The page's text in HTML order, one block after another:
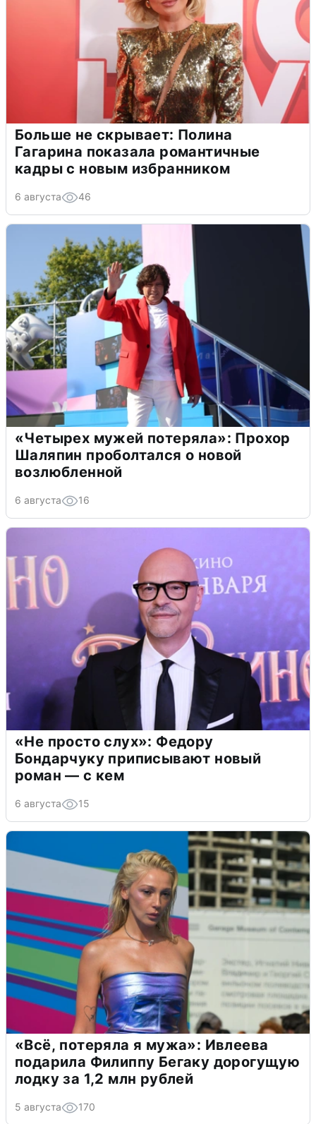
Больше не скрывает: Полина
Гагарина показала романтичные
кадры с новым избранником
6 августа 46
«Четырех мужей потеряла»: Прохор
Шаляпин проболтался о новой
возлюбленной
6 августа 16
«Не просто слух»: Федору
Бондарчуку приписывают новый
роман — с кем
6 августа 15
«Всё, потеряла я мужа»: Ивлеева
подарила Филиппу Бегаку дорогущую
лодку за 1,2 млн рублей
5 августа 170